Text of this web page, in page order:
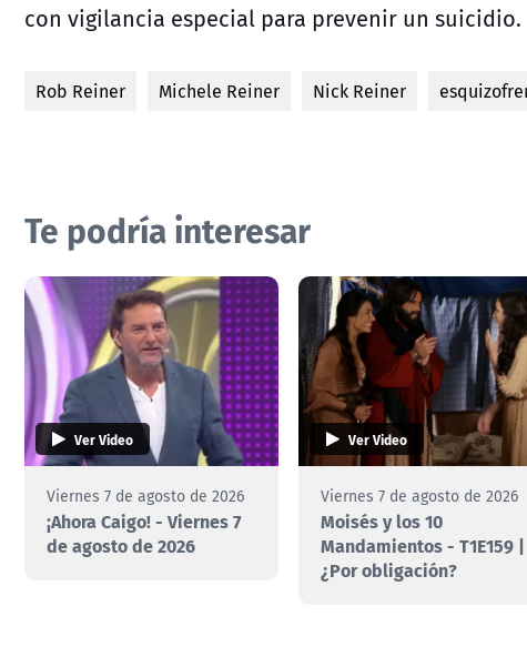
con vigilancia especial para prevenir un suicidio.
Rob Reiner Michele Reiner Nick Reiner
Te podría interesar
Ver Video
Viernes 7 de agosto de 2026
¡Ahora Caigo! - Viernes 7
de agosto de 2026
Ver Video
Viernes 7 de agosto de 2026
Moisés y los 10
Mandamientos - T1E159 |
¿Por obligación?